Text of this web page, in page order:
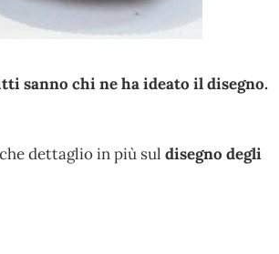
sanno chi ne ha ideato il disegno.
dettaglio in più sul disegno degli